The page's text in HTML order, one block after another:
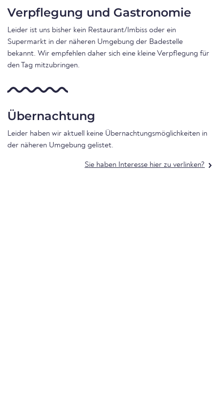
Verpflegung und Gastronomie
Leider ist uns bisher kein Restaurant/Imbiss oder ein
Supermarkt in der näheren Umgebung der Badestelle
bekannt. Wir empfehlen daher sich eine kleine Verpflegung für
den Tag mitzubringen.
Übernachtung
Leider haben wir aktuell keine Übernachtungsmöglichkeiten in
der näheren Umgebung gelistet.
Sie haben Interesse hier zu verlinken?